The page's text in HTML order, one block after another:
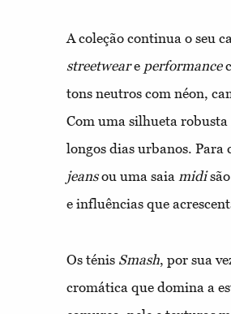
A coleção continua o seu
streetweare performance
tons neutros com néon,
Com uma silhueta
longos dias urbanos.
jeansou uma saia midi
e influências que
Os ténis Smash, por sua
cromática que domina a